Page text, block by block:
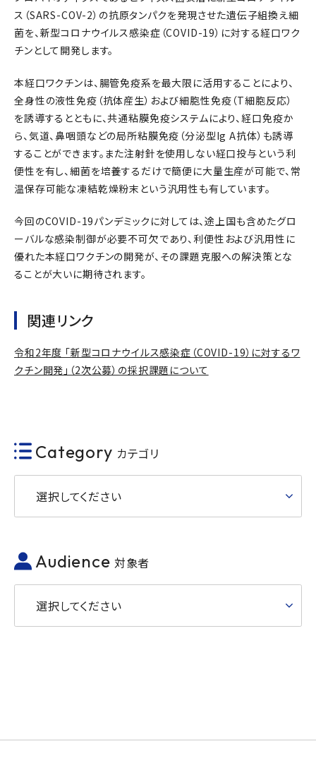
ス（SARS-COV-2）の抗原タンパクを発現させた遺伝子組換え細
菌を、新型コロナウイルス感染症（COVID-19）に対する経口ワク
チンとして開発します。
本経口ワクチンは、腸管免疫系を最大限に活用することにより、
全身性の液性免疫（抗体産生）および細胞性免疫（T細胞反応）
を誘導するとともに、共通粘膜免疫システムにより、経口免疫か
ら、気道、鼻咽頭などの局所粘膜免疫（分泌型Ig A抗体）も誘導
することができます。また注射針を使用しない経口投与という利
便性を有し、細菌を培養するだけで簡便に大量生産が可能で、常
温保存可能な凍結乾燥粉末という汎用性も有しています。
今回のCOVID-19パンデミックに対しては、途上国も含めたグロ
ーバルな感染制御が必要不可欠であり、利便性および汎用性に
優れた本経口ワクチンの開発が、その課題克服への解決策とな
ることが大いに期待されます。
関連リンク
令和2年度 「新型コロナウイルス感染症（COVID-19）に対するワ
クチン開発」（2次公募）の採択課題について
Category カテゴリ
選択してください
Audience 対象者
選択してください